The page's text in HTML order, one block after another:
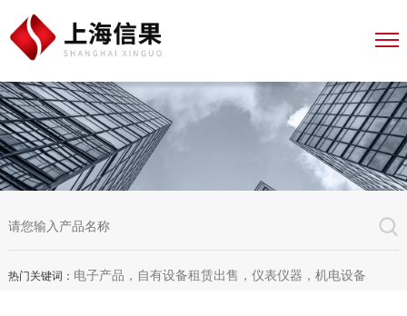
热门关键词： 电子产品，自有设备租赁出售，仪表仪器，机电设备